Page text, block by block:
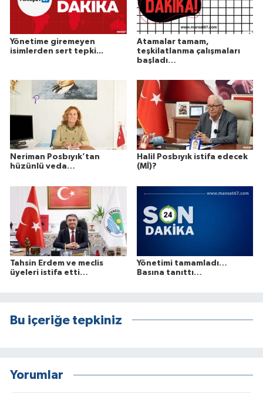
Yönetime giremeyen
isimlerden sert tepki...
Atamalar tamam,
teşkilatlanma çalışmaları
başladı…
Neriman Posbıyık’tan
hüzünlü veda…
Halil Posbıyık istifa edecek
(Mİ)?
Tahsin Erdem ve meclis
üyeleri istifa etti…
Yönetimi tamamladı…
Basına tanıttı…
Bu içeriğe tepkiniz
Yorumlar